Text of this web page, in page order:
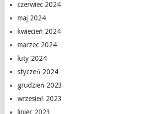
czerwiec 2024
maj 2024
kwiecień 2024
marzec 2024
luty 2024
styczeń 2024
grudzień 2023
wrzesień 2023
lipiec 2023